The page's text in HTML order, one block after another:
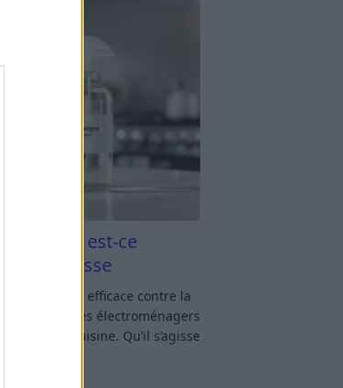
et four est-ce
la graisse
four : est-ce efficace contre la
fait partie des électroménagers
dans une cuisine. Qu’il s’agisse